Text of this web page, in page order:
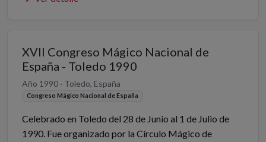
XVII Congreso Mágico Nacional de
España - Toledo 1990
Año 1990 · Toledo, España
Congreso Mágico Nacional de España
Celebrado en Toledo del 28 de Junio al 1 de Julio de
1990. Fue organizado por la Círculo Mágico de